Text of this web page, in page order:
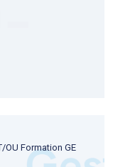
OU Formation GE